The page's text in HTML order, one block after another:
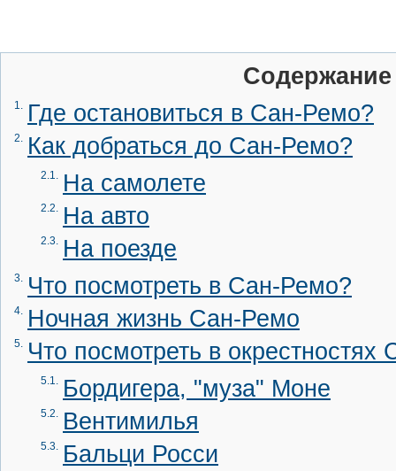
Содержание
1. Где остановиться в Сан-Ремо?
2. Как добраться до Сан-Ремо?
2.1. На самолете
2.2. На авто
2.3. На поезде
3. Что посмотреть в Сан-Ремо?
4. Ночная жизнь Сан-Ремо
5. Что посмотреть в
5.1. Бордигера, "муза" Моне
5.2. Вентимилья
5.3. Бальци Росси